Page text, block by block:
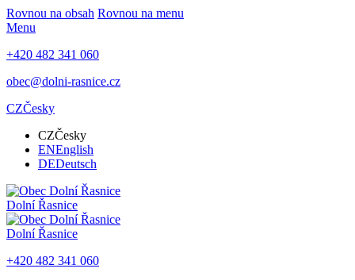
Rovnou na obsah Rovnou na menu
Menu
+420 482 341 060
obec@dolni-rasnice.cz
CZČesky
CZČesky
ENEnglish
DEDeutsch
Dolní Řasnice
Dolní Řasnice
+420 482 341 060